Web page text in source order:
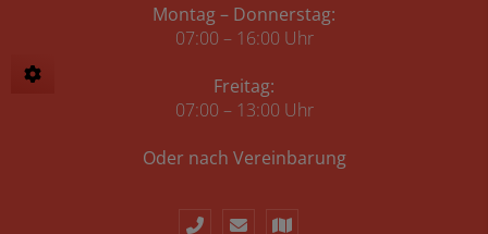
Montag – Donnerstag:
07:00 – 16:00 Uhr
Freitag:
07:00 – 13:00 Uhr
Oder nach Vereinbarung